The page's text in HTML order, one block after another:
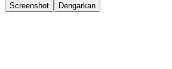
Screenshot
Dengarkan